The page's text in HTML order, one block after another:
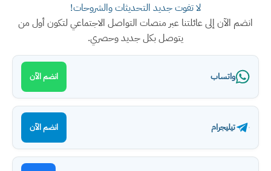
لا تفوت جديد التحديثات والشروحات!
انضم الآن إلى عائلتنا عبر منصات التواصل الاجتماعي لتكون أول من
يتوصل بكل جديد وحصري.
واتساب انضم الآن
تيليجرام انضم الآن